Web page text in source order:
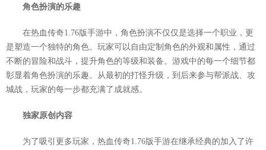
角色扮演的乐趣
在热血传奇1.76版手游中，角色扮演不仅仅是选择一个职业，更
是塑造一个独特的角色。玩家可以自由定制角色的外观和属性，通过
不断的冒险和战斗，提升角色的等级和装备。游戏中的每一个细节都
彰显着角色扮演的乐趣。从最初的打怪升级，到后来参与帮派战、攻
城战，玩家的每一步都充满了成就感。
独家原创内容
为了吸引更多玩家，热血传奇1.76版手游在继承经典的加入了许